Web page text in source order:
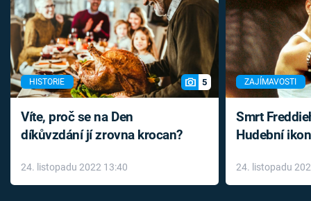
HISTORIE 5
Víte, proč se na Den
díkůvzdání jí zrovna krocan?
24. listopadu 2022 13:40
ZAJÍMAVOSTI
Smrt
Hudební
léky
24. listopadu